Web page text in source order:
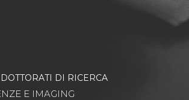
DOTTORATI DI RICERCA
E IMAGING